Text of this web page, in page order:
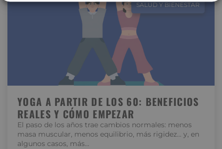
SALUD Y BIENESTAR
YOGA A PARTIR DE LOS 60: BENEFICIOS
REALES Y CÓMO EMPEZAR
El paso de los años trae cambios normales: menos
masa muscular, menos equilibrio, más rigidez… y, en
algunos casos, más…